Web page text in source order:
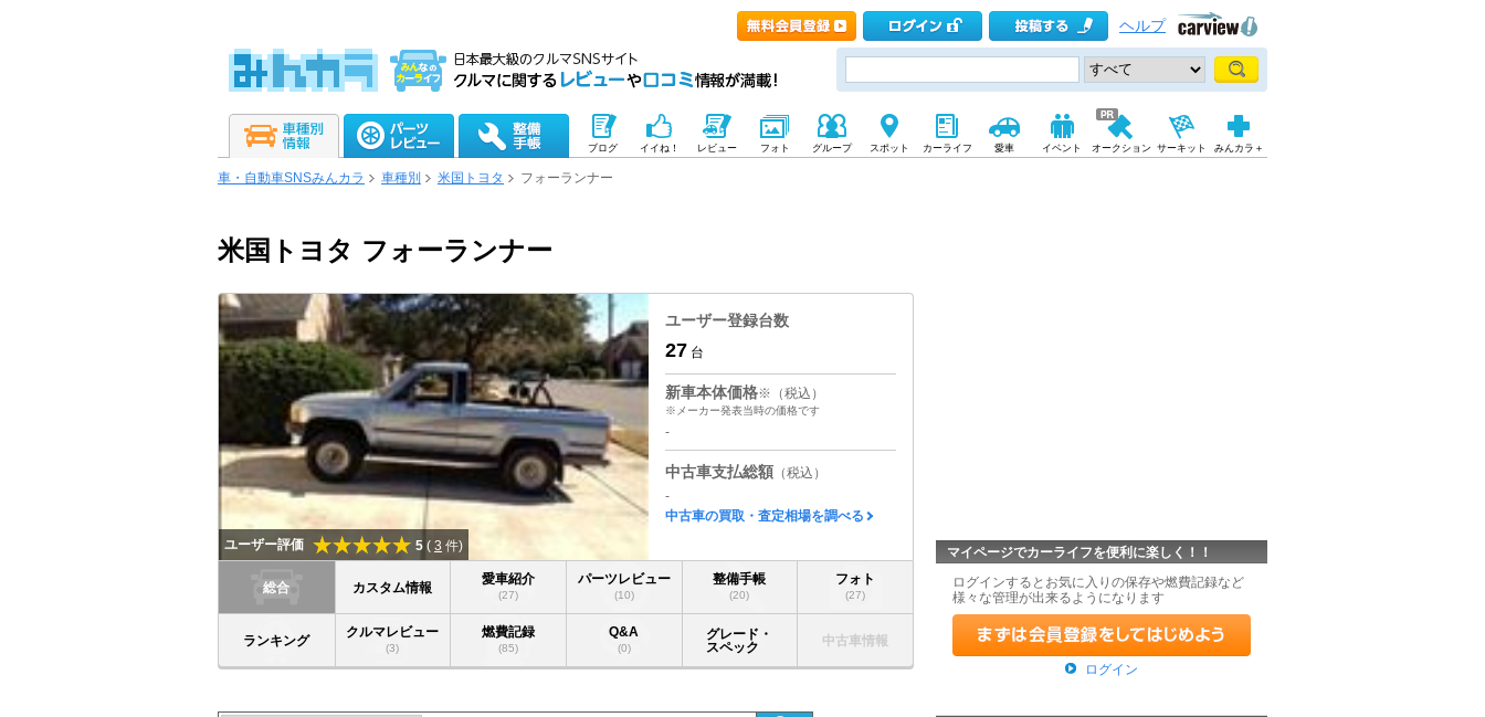
ヘルプ
ブログ イイね！ レビュー フォト グループ スポット カーライフ 愛車 イベント オークション サーキット みんカラ＋
車・自動車SNSみんカラ 車種別 米国トヨタ フォーランナー
米国トヨタ フォーランナー
ユーザー評価 5 ( 3 件)
ユーザー登録台数
27 台
新車本体価格※（税込）
※メーカー発表当時の価格です
-
中古車支払総額 （税込）
-
中古車の買取・査定相場を調べる
総合 カスタム情報
愛車紹介
(27)
パーツレビュー
(10)
整備手帳
(20)
フォト
(27)
ランキング
クルマレビュー
(3)
燃費記録
(85)
Q&A
(0)
グレード・
スペック
中古車情報
マイページでカーライフを便利に楽しく！！
ログインするとお気に入りの保存や燃費記録など
様々な管理が出来るようになります
ログイン